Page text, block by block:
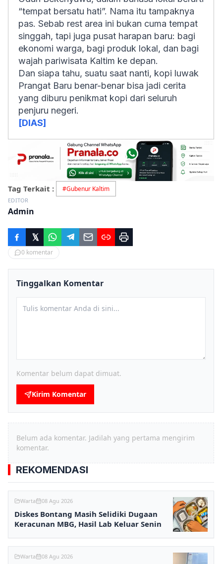
“tempat bersatu hati”. Nama itu tampaknya
pas. Sebab rest area ini bukan cuma tempat
singgah, tapi juga pusat harapan baru: bagi
ekonomi warga, bagi produk lokal, dan bagi
wajah pariwisata Kaltim ke depan.
Dan siapa tahu, suatu saat nanti, kopi luwak
Prangat Baru benar-benar bisa jadi cerita
yang diburu penikmat kopi dari seluruh
penjuru negeri.
[DIAS]
Tag Terkait : #Gubenur Kaltim
EDITOR
Admin
0 komentar
Tinggalkan Komentar
Komentar belum dapat dimuat.
Kirim Komentar
Belum ada komentar. Jadilah yang pertama mengirim
komentar.
REKOMENDASI
Warta 08 Agu 2026
Diskes Bontang Masih Selidiki Dugaan
Keracunan MBG, Hasil Lab Keluar Senin
Warta 08 Agu 2026